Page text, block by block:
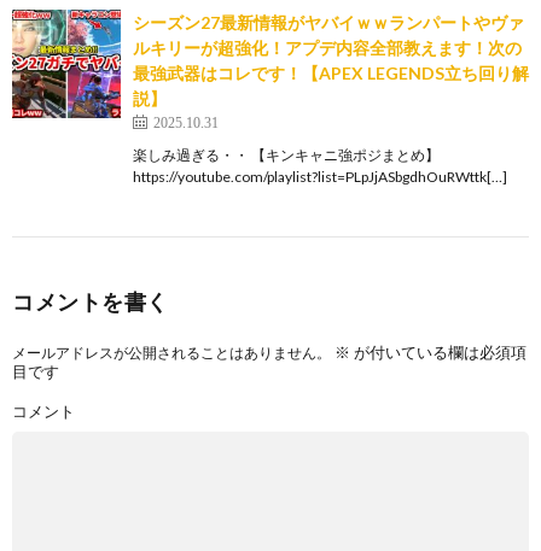
シーズン27最新情報がヤバイｗｗランパートやヴァ
ルキリーが超強化！アプデ内容全部教えます！次の
最強武器はコレです！【APEX LEGENDS立ち回り解
説】
2025.10.31
楽しみ過ぎる・・ 【キンキャニ強ポジまとめ】
https://youtube.com/playlist?list=PLpJjASbgdhOuRWttk[…]
コメントを書く
メールアドレスが公開されることはありません。 ※ が付いている欄は必須項
目です
コメント